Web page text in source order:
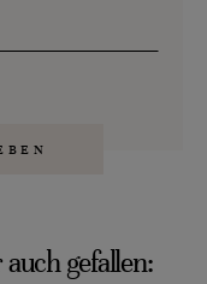
gefallen: